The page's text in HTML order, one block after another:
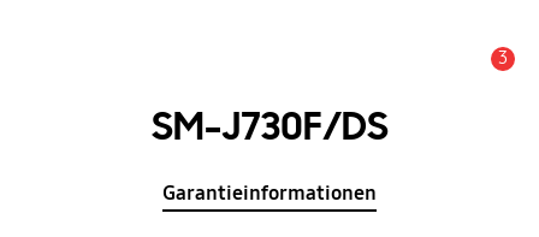
3
SM-J730F/DS
Garantieinformationen